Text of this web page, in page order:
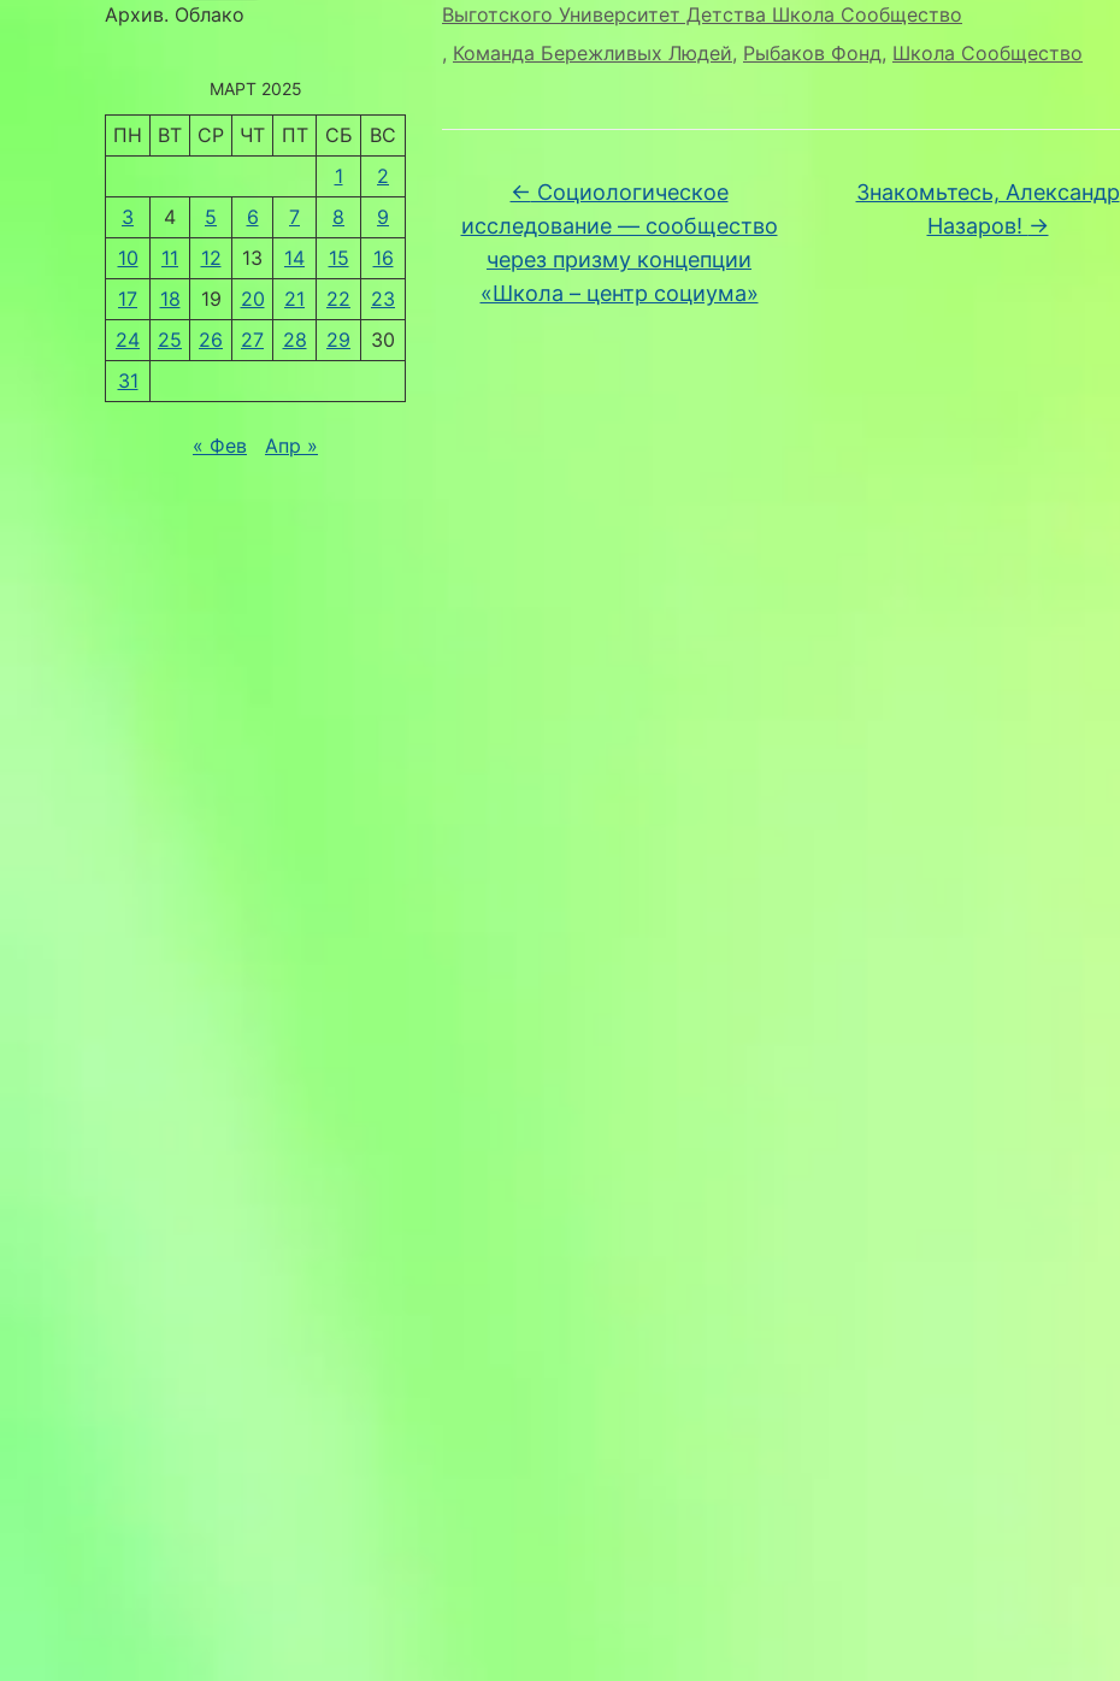
Архив. Облако
МАРТ 2025
ПН ВТ СР ЧТ ПТ СБ
ВС
1
2
3
4 5 6 7 8
9
10
11 12 13 14 15
16
17
18 19 20 21 22
23
24
25 26 27 28 29
30
31
« Фев Апр »
Выготского Университет Детства Школа Сообщество
, Команда Бережливых Людей, Рыбаков Фонд, Школа Сообщество
← Cоциологическое
исследование — сообщество
через призму концепции
«Школа – центр социума»
Знакомьтесь, Александр
Назаров! →